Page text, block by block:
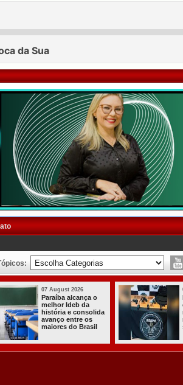
03 August 2026
Itabaiana entregou
a primeira Cozinha
Comunitária
Solidária a
Comunidade do